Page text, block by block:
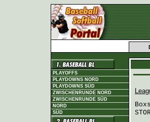
PLAYOFFS
PLAYDOWNS NORD
PLAYDOWNS SÜD
ZWISCHENRUNDE NORD
ZWISCHENRUNDE SÜD
NORD
SÜD